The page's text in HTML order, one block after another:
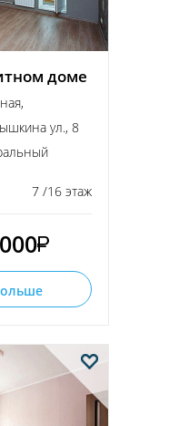
доме
ул., 8
7 /16 этаж